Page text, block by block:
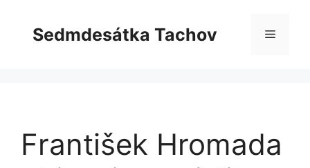
obsahSedmdesátka Tachov Menu
František Hromada